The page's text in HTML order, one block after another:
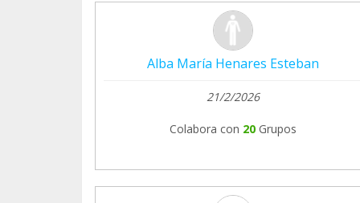
Alba María Henares Esteban
21/2/2026
Colabora con 20 Grupos